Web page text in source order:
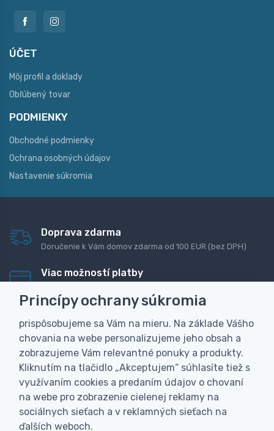
ÚČET
Môj profil a doklady
Obľúbený tovar
PODMIENKY
Obchodné podmienky
Ochrana osobných údajov
Nastavenie súkromia
Doprava zdarma
Doručenie k Vám domov zdarma od 100 EUR (bez DPH)
Viac možností platby
dobierku
Personalizácia
Vyrobíme Vám vlastný originálny darček
Skúsenosť
Široký sortiment, z ktorého Vám pomôžeme vybrať
Princípy ochrany súkromia
prispôsobujeme sa Vám na mieru. Na základe Vášho
chovania na webe personalizujeme jeho obsah a
zobrazujeme Vám relevantné ponuky a produkty.
Kliknutím na tlačidlo „Akceptujem“ súhlasíte tiež s
využívaním cookies a predaním údajov o chovaní
na webe pro zobrazenie cielenej reklamy na
sociálnych sieťach a v reklamných sieťach na
ďalších weboch.